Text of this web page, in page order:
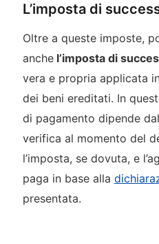
L’imposta di
Oltre a queste imposte,
anchel’imposta di
vera e propria applicata
dei beni ereditati. In
di pagamento dipende
verifica al momento del
l’imposta, se dovuta, e
paga in base alla
presentata.